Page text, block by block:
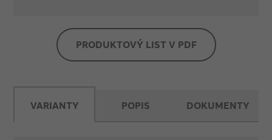
PRODUKTOVÝ LIST V PDF
VARIANTY POPIS DOKUMENTY